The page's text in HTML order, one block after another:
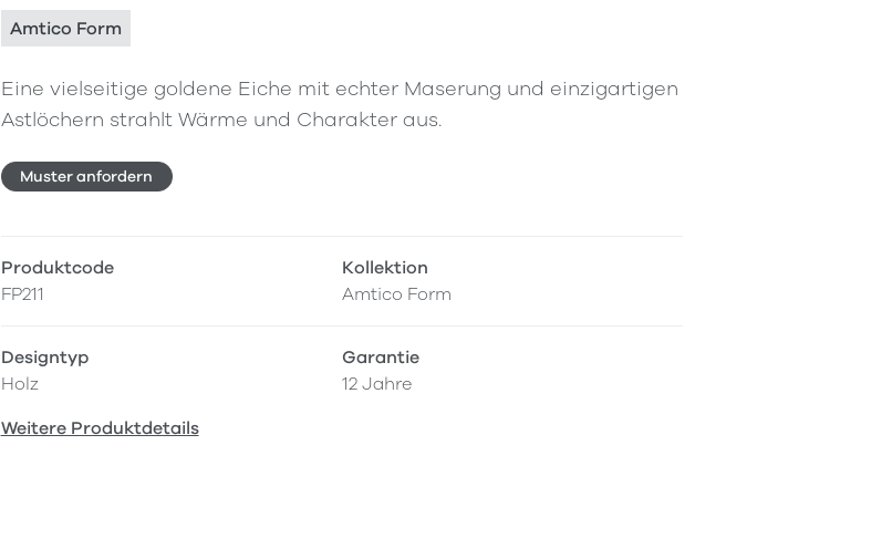
Amtico Form
Eine vielseitige goldene Eiche mit echter Maserung und einzigartigen
Astlöchern strahlt Wärme und Charakter aus.
Muster anfordern
Produktcode
FP211
Kollektion
Amtico Form
Designtyp
Holz
Garantie
12 Jahre
Weitere Produktdetails